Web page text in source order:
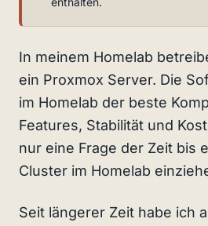
In meinem Homelab
ein Proxmox Server. Die
im Homelab der beste
Features, Stabilität und
nur eine Frage der Zeit bis
Cluster im Homelab
Seit längerer Zeit habe ich